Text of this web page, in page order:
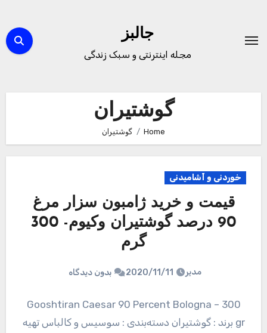
content
جالبز
مجله اینترنتی و سبک زندگی
گوشتیران
Home گوشتیران
خوردنی و آشامیدنی
قیمت و خرید ژامبون سزار مرغ
90 درصد گوشتیران وکیوم- 300
گرم
مدیر 2020/11/11 بدون دیدگاه
Gooshtiran Caesar 90 Percent Bologna – 300
gr برند : گوشتیران دسته‌بندی : سوسیس و کالباس تهیه